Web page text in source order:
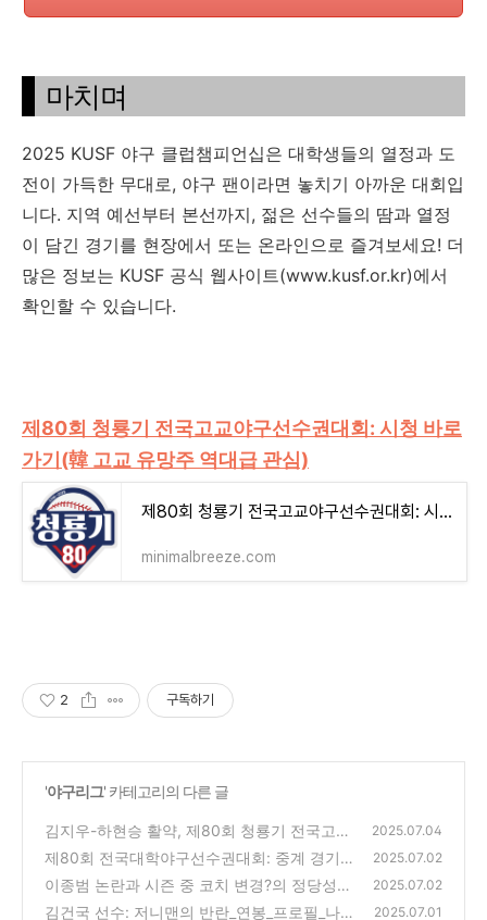
마치며
2025 KUSF 야구 클럽챔피언십은 대학생들의 열정과 도
전이 가득한 무대로, 야구 팬이라면 놓치기 아까운 대회입
니다. 지역 예선부터 본선까지, 젊은 선수들의 땀과 열정
이 담긴 경기를 현장에서 또는 온라인으로 즐겨보세요! 더
많은 정보는 KUSF 공식 웹사이트(www.kusf.or.kr)에서
확인할 수 있습니다.
제80회 청룡기 전국고교야구선수권대회: 시청 바로
가기(韓 고교 유망주 역대급 관심)
제80회 청룡기 전국고교야구선수권대회: 시청 바로가기(韓 고교 유망주 역대급 관심)
minimalbreeze.com
2 구독하기
'야구리그' 카테고리의 다른 글
김지우-하현승 활약, 제80회 청룡기 전국고교
야구선수권대회: 시청, 다시보기(ML 스카우트
마음을 훔치다)
(0)
2025.07.04
제80회 전국대학야구선수권대회: 중계 경기일
정 시간(연세, 고려, 한양, 강릉영동, 인천재능,
성균관 대학 등 경합)
(0)
2025.07.02
이종범 논란과 시즌 중 코치 변경?의 정당성
(개인의 선택과 구단의 결정)
(0)
2025.07.02
김건국 선수: 저니맨의 반란_연봉_프로필_나이
2025.07.01